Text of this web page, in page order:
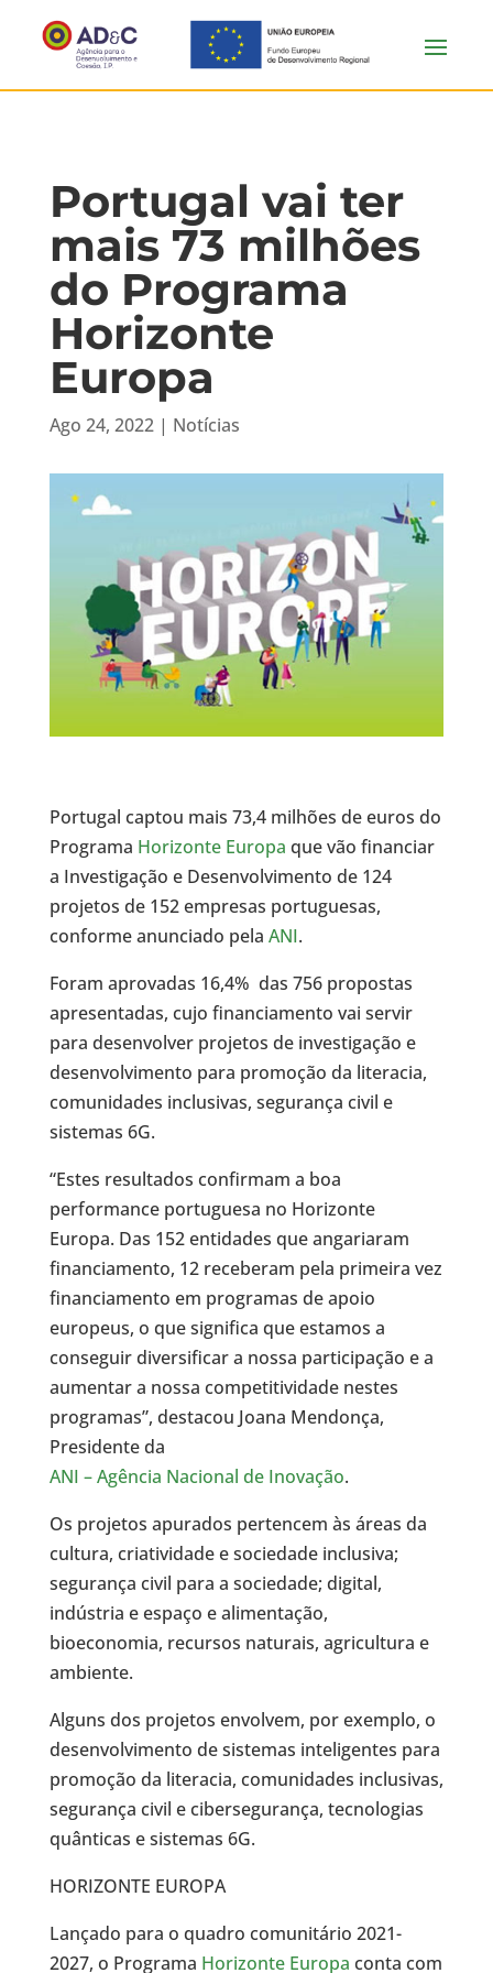
Portugal vai ter
mais 73 milhões
do Programa
Horizonte
Europa
Ago 24, 2022| Notícias
Portugal captou mais 73,4 milhões de euros do
Programa Horizonte Europa que vão financiar
a Investigação e Desenvolvimento de 124
projetos de 152 empresas portuguesas,
conforme anunciado pela ANI.
Foram aprovadas 16,4% das 756 propostas
apresentadas, cujo financiamento vai servir
para desenvolver projetos de investigação e
desenvolvimento para promoção da literacia,
comunidades inclusivas, segurança civil e
sistemas 6G.
“Estes resultados confirmam a boa
performance portuguesa no Horizonte
Europa. Das 152 entidades que angariaram
financiamento, 12 receberam pela primeira vez
financiamento em programas de apoio
europeus, o que significa que estamos a
conseguir diversificar a nossa participação e a
aumentar a nossa competitividade nestes
programas”, destacou Joana Mendonça,
Presidente da
ANI – Agência Nacional de Inovação.
Os projetos apurados pertencem às áreas da
cultura, criatividade e sociedade inclusiva;
segurança civil para a sociedade; digital,
indústria e espaço e alimentação,
bioeconomia, recursos naturais, agricultura e
ambiente.
Alguns dos projetos envolvem, por exemplo, o
desenvolvimento de sistemas inteligentes para
promoção da literacia, comunidades inclusivas,
segurança civil e cibersegurança, tecnologias
quânticas e sistemas 6G.
HORIZONTE EUROPA
Lançado para o quadro comunitário 2021-
2027, o Programa Horizonte Europa conta com